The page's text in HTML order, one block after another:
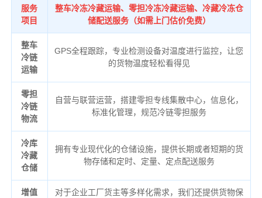
服务
项目
整车冷冻冷藏运输、零担冷冻冷藏运输、冷藏冷冻仓
储配送服务（如需上门估价免费）
整车
冷链
运输
GPS全程跟踪，专业检测设备对温度进行监控，让您
的货物温度轻松看得见
零担
冷链
物流
自营与联营运营，搭建零担专线集散中心，信息化，
标准化管理，规范冷链零担服务
冷库
冷藏
仓储
拥有专业现代化的仓储设施，提供长期或者短期的货
物存储和定时、定量、定点配送服务
增值
对于企业工厂货主等多样化需求，我们还提供货物保